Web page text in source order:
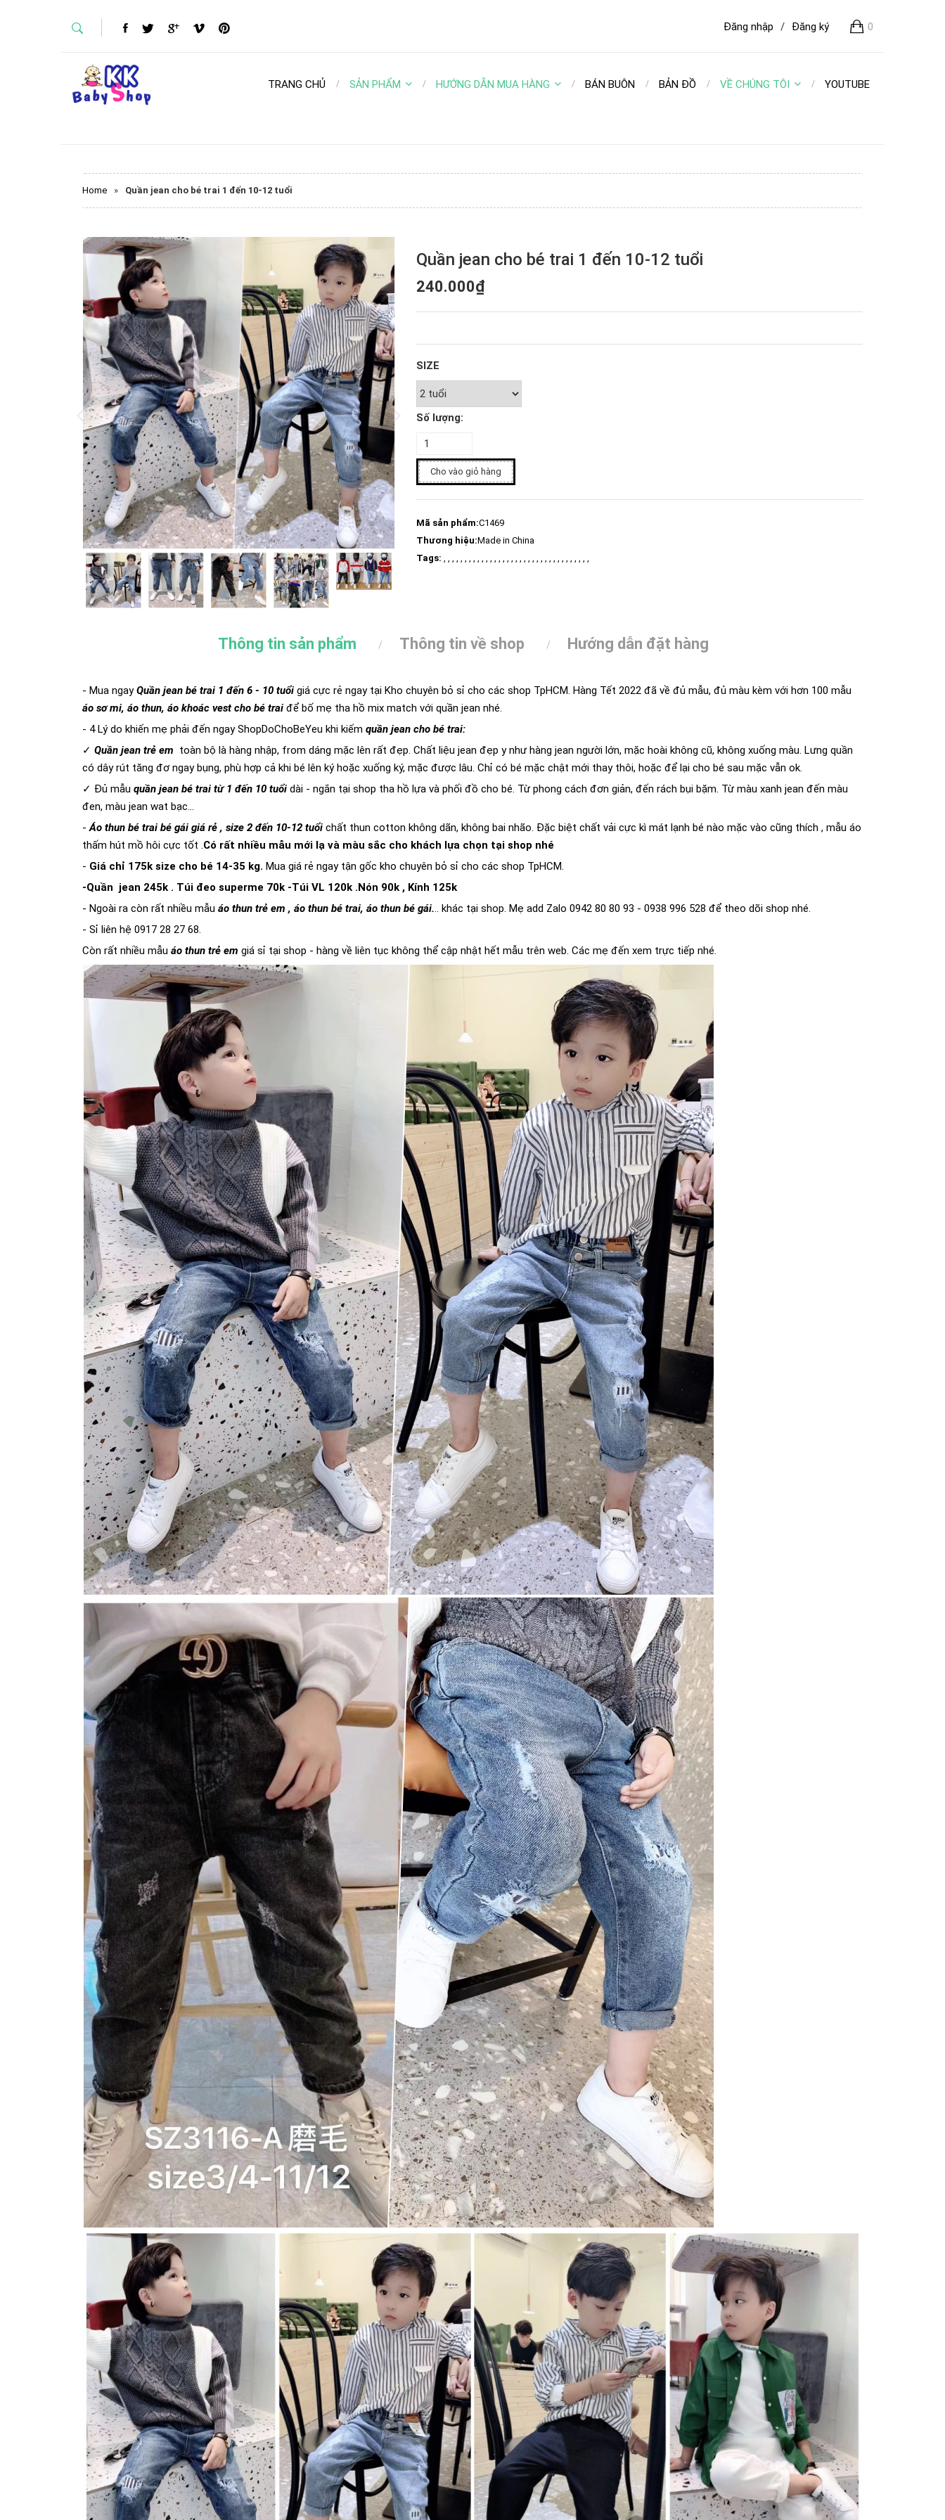
0
Đăng ký
/
Đăng nhập
TRANG CHỦ SẢN PHẨM HƯỚNG DẪN MUA HÀNG BÁN BUÔN BẢN ĐỒ VỀ CHÚNG TÔI YOUTUBE
Home » Quần jean cho bé trai 1 đến 10-12 tuổi
Quần jean cho bé trai 1 đến 10-12 tuổi
240.000₫
SIZE
Số lượng:
Cho vào giỏ hàng
Mã sản phẩm:C1469
Thương hiệu:Made in China
Tags: , , , , , , , , , , , , , , , , , , , , , , , , , , , , , , , , , , ,
Thông tin sản phẩm Thông tin về shop Hướng dẫn đặt hàng
- Mua ngayQuần jean bé trai 1 đến 6 - 10 tuổi giá cực rẻ ngay tại Kho chuyên bỏ sỉ cho các shop TpHCM. Hàng Tết 2022 đã về đủ mẫu, đủ màu kèm với hơn 100 mẫu
áo sơ mi, áo thun, áo khoác vest cho bé trai để bố mẹ tha hồ mix match với quần jean nhé.
- 4 Lý do khiến mẹ phải đến ngayShopDoChoBeYeu khi kiếm quần jean cho bé trai:
✓ Quần jean trẻ em toàn bộ là hàng nhập, from dáng mặc lên rất đẹp. Chất liệu jean đẹp y như hàng jean người lớn, mặc hoài không cũ, không xuống màu. Lưng quần
có dây rút tăng đơ ngay bụng, phù hợp cả khi bé lên ký hoặc xuống ký, mặc được lâu. Chỉ có bé mặc chật mới thay thôi, hoặc để lại cho bé sau mặc vẫn ok.
✓ Đủ mẫu quần jean bé trai từ 1 đến 10 tuổi dài - ngắn tại shop tha hồ lựa và phối đồ cho bé. Từ phong cách đơn giản, đến rách bụi bặm. Từ màu xanh jean đến màu
đen, màu jean wat bạc...
-Áo thun bé trai bé gái giá rẻ , size 2 đến 10-12 tuổi chất thun cotton không dãn, không bai nhão. Đặc biệt chất vải cực kì mát lạnh bé nào mặc vào cũng thích , mẫu áo
thấm hút mồ hôi cực tốt .Có rất nhiều mẫu mới lạ và màu sắc cho khách lựa chọn tại shop nhé
- Giá chỉ 175k size cho bé 14-35 kg. Mua giá rẻ ngay tận gốc kho chuyên bỏ sỉ cho các shop TpHCM.
-Quần jean 245k . Túi đeo superme 70k -Túi VL 120k .Nón 90k , Kính 125k
- Ngoài ra còn rất nhiều mẫu áo thun trẻ em , áo thun bé trai, áo thun bé gái... khác tại shop. Mẹ add Zalo 0942 80 80 93 - 0938 996 528 để theo dõi shop nhé.
- Sỉ liên hệ 0917 28 27 68.
Còn rất nhiều mẫu áo thun trẻ em giá sỉ tại shop - hàng về liên tục không thể cập nhật hết mẫu trên web. Các mẹ đến xem trực tiếp nhé.